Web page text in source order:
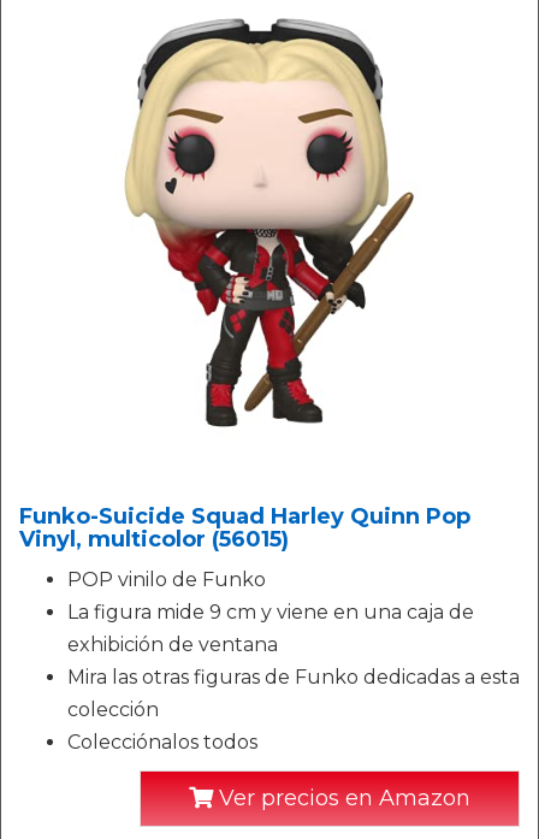
Funko-Suicide Squad Harley Quinn Pop
Vinyl, multicolor (56015)
POP vinilo de Funko
La figura mide 9 cm y viene en una caja de
exhibición de ventana
Mira las otras figuras de Funko dedicadas a esta
colección
Colecciónalos todos
Ver precios en Amazon